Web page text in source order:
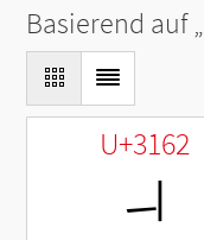
Basierend auf „
U+3162
ㅢ